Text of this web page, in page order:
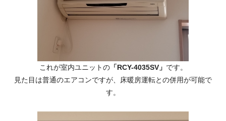
これが室内ユニットの「RCY-4035SV」 です。
見た目は普通のエアコンですが、床暖房運転との併用が可能で
す。